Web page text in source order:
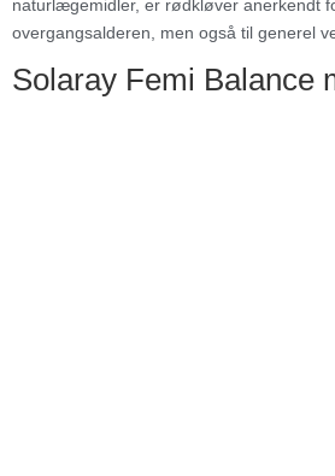
naturlægemidler, er rødkløver anerkendt
overgangsalderen, men også til generel
Solaray Femi Balance